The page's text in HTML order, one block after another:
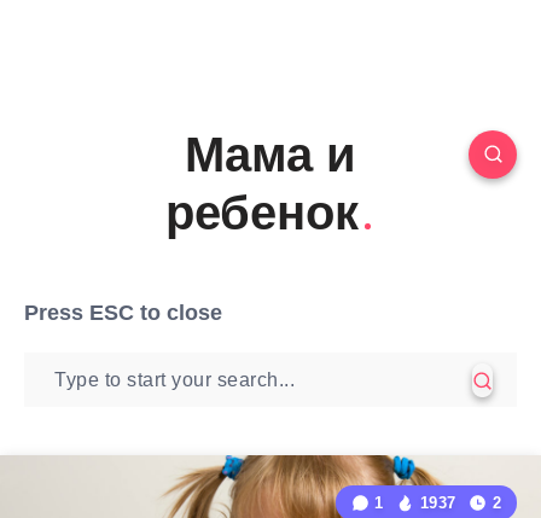
Мама и
ребенок
Press ESC to close
1 1937 2